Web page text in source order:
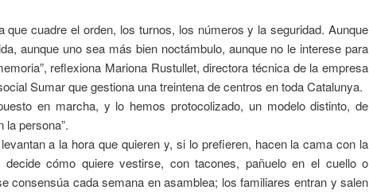
que cuadre el orden, los turnos, los números y la seguridad. Aunque
aunque uno sea más bien noctámbulo, aunque no le interese para
reflexiona Mariona Rustullet, directora técnica de la empresa
Sumar que gestiona una treintena de centros en toda Catalunya.
en marcha, y lo hemos protocolizado, un modelo distinto, de
la persona”.
a la hora que quieren y, si lo prefieren, hacen la cama con la
decide cómo quiere vestirse, con tacones, pañuelo en el cuello o
consensúa cada semana en asamblea; los familiares entran y salen